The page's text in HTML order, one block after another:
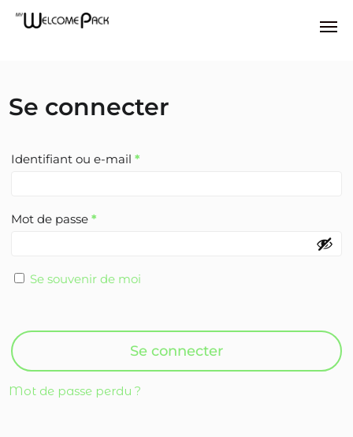
Se connecter
Identifiant ou e-mail*
Mot de passe*
Se souvenir de moi
Se connecter
Mot de passe perdu ?